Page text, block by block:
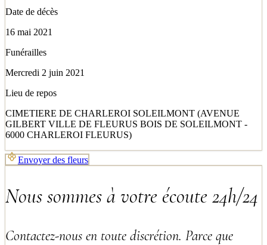
Date de décès
16 mai 2021
Funérailles
Mercredi 2 juin 2021
Lieu de repos
CIMETIERE DE CHARLEROI SOLEILMONT (AVENUE
GILBERT VILLE DE FLEURUS BOIS DE SOLEILMONT -
6000 CHARLEROI FLEURUS)
Envoyer des fleurs
Nous sommes à votre écoute 24h/24
Contactez-nous en toute discrétion. Parce que